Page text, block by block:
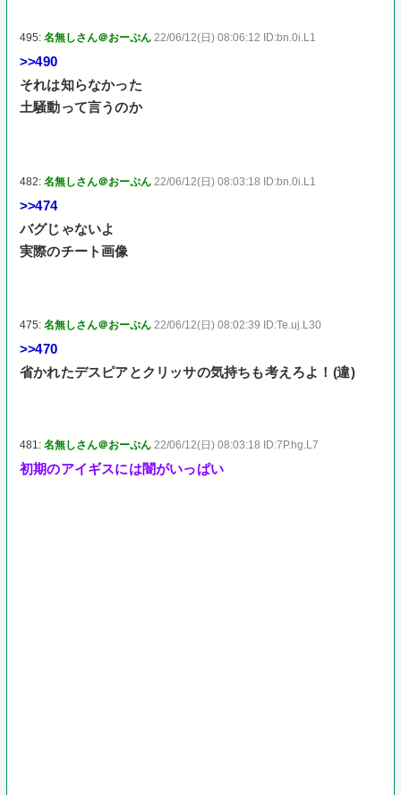
495:名無しさん＠おーぷん 22/06/12(日) 08:06:12 ID:bn.0i.L1
>>490
それは知らなかった
土騒動って言うのか
482:名無しさん＠おーぷん 22/06/12(日) 08:03:18 ID:bn.0i.L1
>>474
バグじゃないよ
実際のチート画像
475:名無しさん＠おーぷん 22/06/12(日) 08:02:39 ID:Te.uj.L30
>>470
省かれたデスピアとクリッサの気持ちも考えろよ！(違)
481:名無しさん＠おーぷん 22/06/12(日) 08:03:18 ID:7P.hg.L7
初期のアイギスには闇がいっぱい